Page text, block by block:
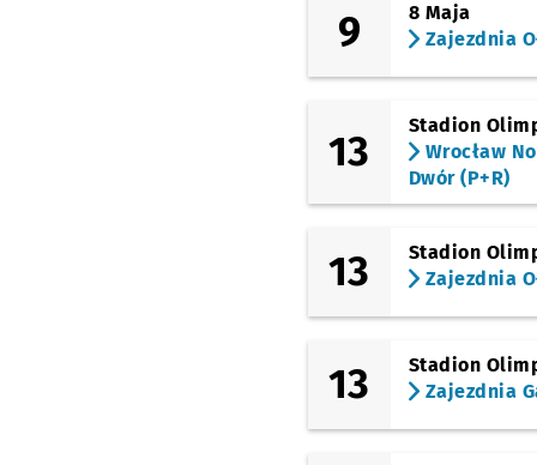
9
8 Maja
Zajezdnia
13
Stadion
Wrocław
Dwór (P+R)
13
Stadion
Zajezdnia
13
Stadion
Zajezdnia